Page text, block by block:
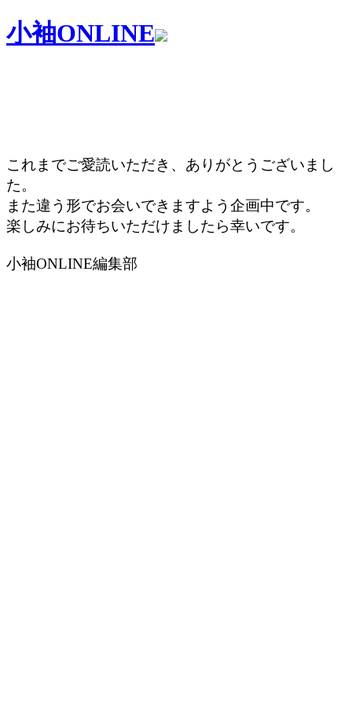
小袖ONLINE
これまでご愛読いただき、ありがとうございまし
た。
また違う形でお会いできますよう企画中です。
楽しみにお待ちいただけましたら幸いです。
小袖ONLINE編集部